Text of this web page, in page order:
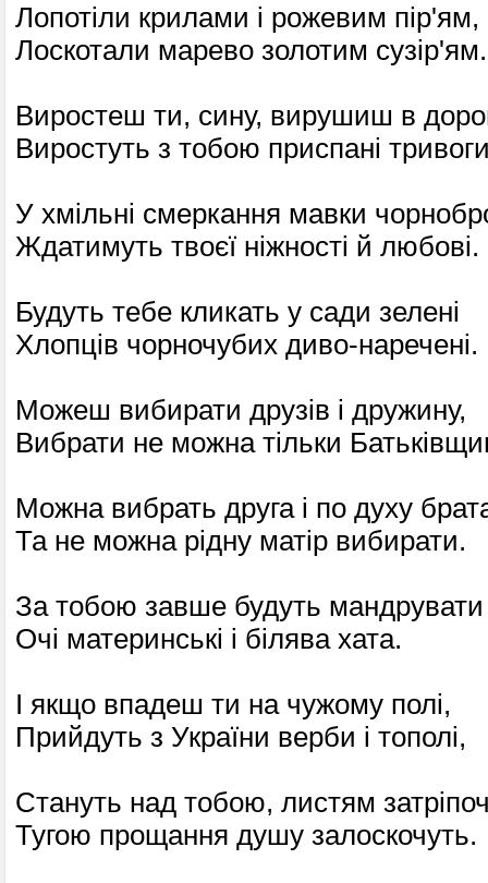
Лопотіли крилами і рожевим пір'ям,
Лоскотали марево золотим сузір'ям.
Виростеш ти, сину, вирушиш в
Виростуть з тобою приспані
У хмільні смеркання мавки
Ждатимуть твоєї ніжності й любові.
Будуть тебе кликать у сади зелені
Хлопців чорночубих диво-наречені.
Можеш вибирати друзів і дружину,
Вибрати не можна тільки
Можна вибрать друга і по духу
Та не можна рідну матір вибирати.
За тобою завше будуть мандрувати
Очі материнські і білява хата.
І якщо впадеш ти на чужому полі,
Прийдуть з України верби і тополі,
Стануть над тобою, листям
Тугою прощання душу залоскочуть.